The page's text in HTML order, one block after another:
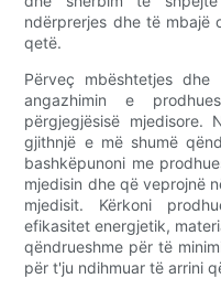
ndërprerjes dhe të mbajë
qetë.
Përveç mbështetjes dhe
angazhimin e
përgjegjësisë mjedisore.
gjithnjë e më shumë
bashkëpunoni me
mjedisin dhe që veprojnë
mjedisit. Kërkoni
efikasitet energjetik,
qëndrueshme për të
për t'ju ndihmuar të arrini